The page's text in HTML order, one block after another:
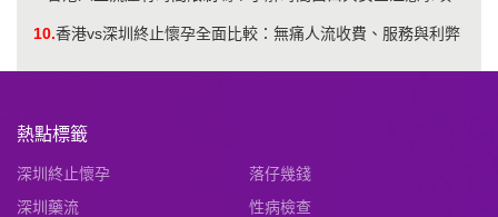
10.香港vs深圳終止懷孕全面比較：無痛人流收費、服務與利弊
熱點標籤
深圳終止懷孕
落仔幾錢
深圳藥流
性病檢查